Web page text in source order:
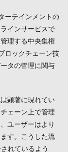
ーテインメントの
インサービスで
理する中央集権
ロックチェーン技
タの管理に関与
顕著に現れてい
ェーン上で管理
ユーザーはより
す。こうした流
れているよう